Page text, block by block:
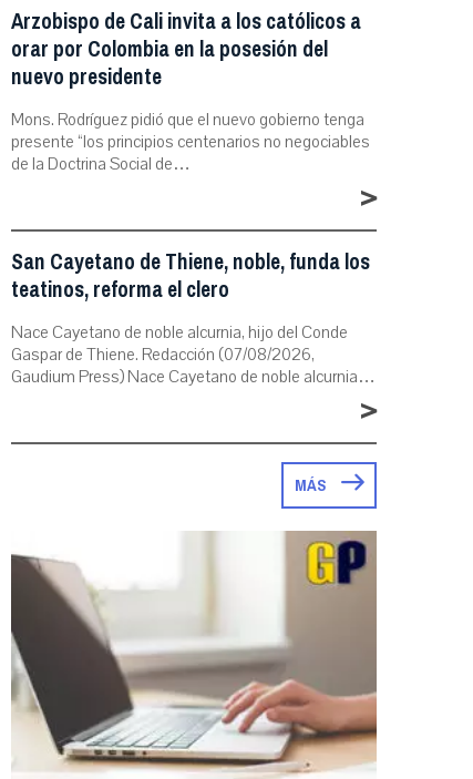
Arzobispo de Cali invita a los católicos a
orar por Colombia en la posesión del
nuevo presidente
Mons. Rodríguez pidió que el nuevo gobierno tenga
presente “los principios centenarios no negociables
de la Doctrina Social de…
>
San Cayetano de Thiene, noble, funda los
teatinos, reforma el clero
Nace Cayetano de noble alcurnia, hijo del Conde
Gaspar de Thiene. Redacción (07/08/2026,
Gaudium Press) Nace Cayetano de noble alcurnia…
>
MÁS